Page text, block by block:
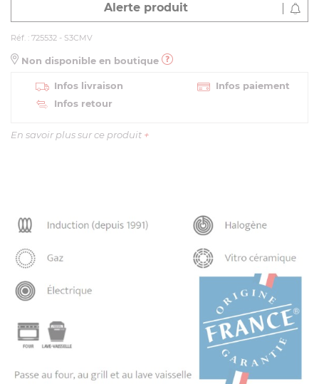
Alerte produit
Réf. : 725532 - S3CMV
Non disponible en boutique
Infos livraison
Infos paiement
Infos retour
En savoir plus sur ce produit +